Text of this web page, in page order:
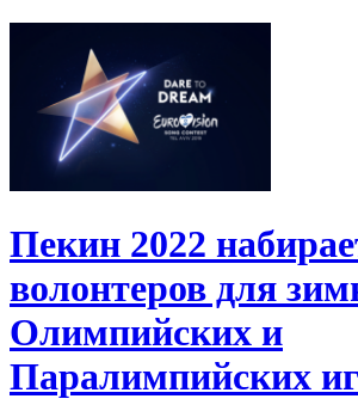
Пекин 2022
волонтеров для
Олимпийских и
Паралимпийских